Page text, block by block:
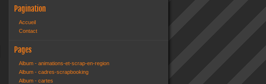
Pagination
Accueil
Contact
Pages
Album - animations-et-scrap-en-region
Album - cadres-scrapbooking
Album - cartes